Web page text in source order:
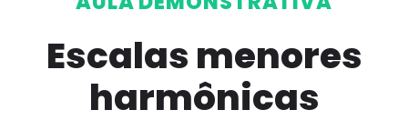
Escalas menores
harmônicas